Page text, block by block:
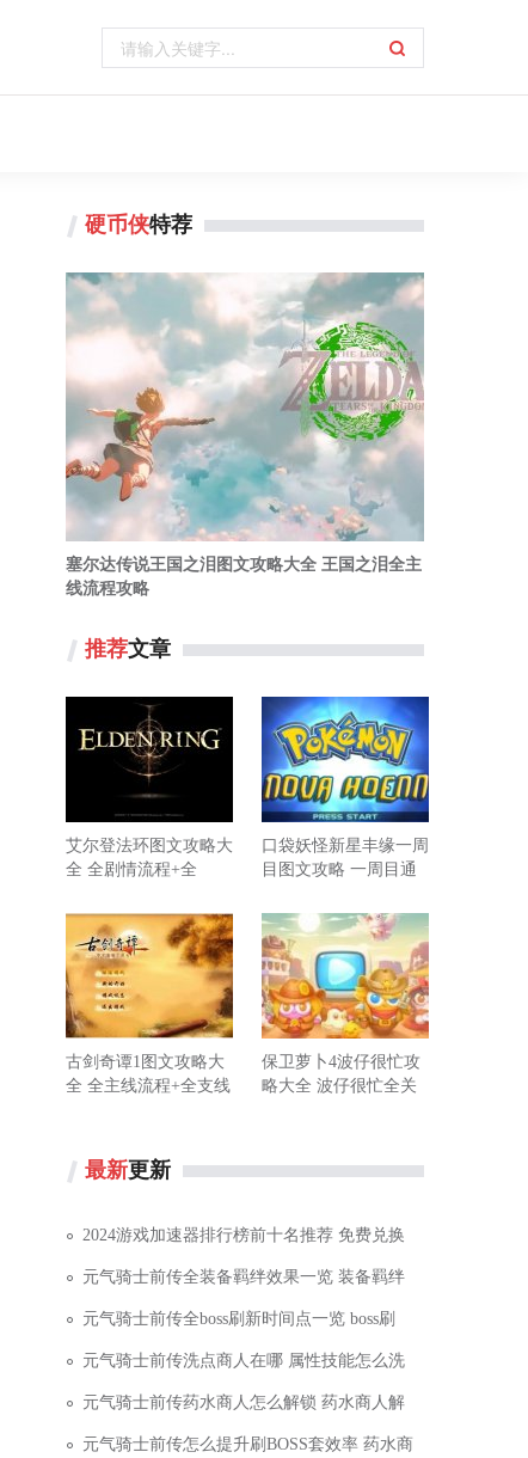
硬币侠特荐
塞尔达传说王国之泪图文攻略大全 王国之泪全主
线流程攻略
推荐文章
艾尔登法环图文攻略大
全 全剧情流程+全
口袋妖怪新星丰缘一周
目图文攻略 一周目通
略
古剑奇谭1图文攻略大
全 全主线流程+全支线
保卫萝卜4波仔很忙攻
略大全 波仔很忙全关
最新更新
2024游戏加速器排行榜前十名推荐 免费兑换
元气骑士前传全装备羁绊效果一览 装备羁绊
元气骑士前传全boss刷新时间点一览 boss刷
元气骑士前传洗点商人在哪 属性技能怎么洗
元气骑士前传药水商人怎么解锁 药水商人解
元气骑士前传怎么提升刷BOSS套效率 药水商